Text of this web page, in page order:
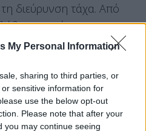
My Personal Information
sharing to third parties, or
sensitive information for
use the below opt-out
Please note that after your
you may continue seeing
διεύρυνση τάχα. Από
λάθη και φτάσαμε στην
που κυβέρνησε με
που έδινε πάρα
οδηγηθεί στο 17%. Αυτό